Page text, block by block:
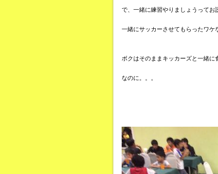
で、一緒に練習やりましょうってお
一緒にサッカーさせてもらったワケ
ボクはそのままキッカーズと一緒に
なのに。。。